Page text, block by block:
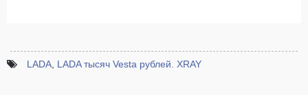
LADA LADA тысяч Vesta рублей. XRAY